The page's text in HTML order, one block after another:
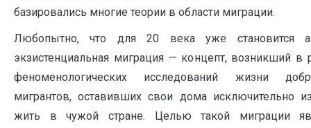
базировались многие теории в области миграции.
Любопытно, что для 20 века уже становится
экзистенциальная миграция — концепт, возникший в
феноменологических исследований жизни
мигрантов, оставивших свои дома исключительно
жить в чужой стране. Целью такой миграции